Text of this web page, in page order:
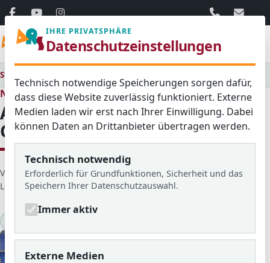
06103 / 30
Startseite
Neues aus dem Schulleben
Andalusiens Kultur,
Geschichte und Tradition
D
e
a
i
l
s
Veröffentlicht von: MathisErstellt am: 29. Januar 2020
Letzte Aktualisierung: 04. Februar 2025Zugriffe: 1866
IHRE PRIVATSPHÄRE
Datenschutzeinstellungen
Technisch notwendige Speicherungen sorgen dafür,
dass diese Website zuverlässig funktioniert. Externe
Medien laden wir erst nach Ihrer Einwilligung. Dabei
können Daten an Drittanbieter übertragen werden.
Technisch notwendig
Erforderlich für Grundfunktionen, Sicherheit und das
Speichern Ihrer Datenschutzauswahl.
Immer aktiv
Externe Medien